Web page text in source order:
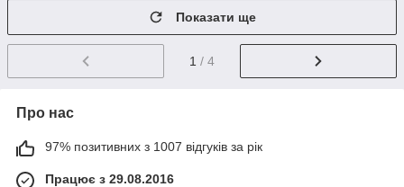
Показати ще
1 / 4
Про нас
97% позитивних з 1007 відгуків за рік
Працює з 29.08.2016